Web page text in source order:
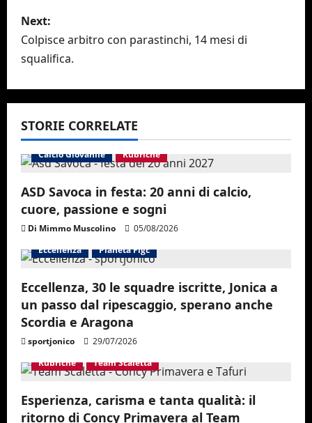
t
n
a
v
i
g
a
t
i
o
n
Next:
Colpisce arbitro con parastinchi, 14 mesi di
squalifica.
STORIE CORRELATE
Calcio Giovanile Rubriche
ASD Savoca in festa: 20 anni di calcio,
cuore, passione e sogni
Di Mimmo Muscolino
05/08/2026
Eccellenza
Pianeta Figc
Eccellenza, 30 le squadre iscritte, Jonica a
un passo dal ripescaggio, sperano anche
Scordia e Aragona
sportjonico
29/07/2026
Rubriche
Team Scaletta
Esperienza, carisma e tanta qualità: il
ritorno di Concy Primavera al Team